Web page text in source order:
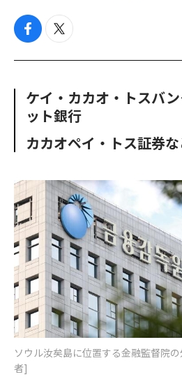
f
c
o
o
k
t
i
e
r
ケイ・カカオ・トスバ
ット銀行
カカオペイ・トス証券
ソウル汝矣島に位置する金融監督院
者]